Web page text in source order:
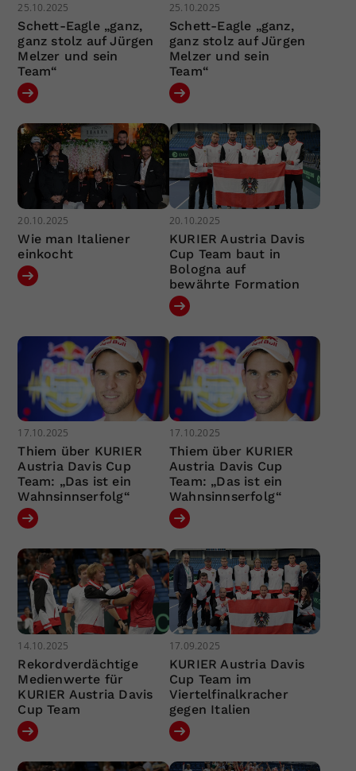
25.10.2025
Schett-Eagle „ganz,
ganz stolz auf Jürgen
Melzer und sein
Team“
25.10.2025
Schett-Eagle „ganz,
ganz stolz auf Jürgen
Melzer und sein
Team“
20.10.2025
Wie man Italiener
einkocht
20.10.2025
KURIER Austria Davis
Cup Team baut in
Bologna auf
bewährte Formation
17.10.2025
Thiem über KURIER
Austria Davis Cup
Team: „Das ist ein
Wahnsinnserfolg“
17.10.2025
Thiem über KURIER
Austria Davis Cup
Team: „Das ist ein
Wahnsinnserfolg“
14.10.2025
Rekordverdächtige
Medienwerte für
KURIER Austria Davis
Cup Team
17.09.2025
KURIER Austria Davis
Cup Team im
Viertelfinalkracher
gegen Italien